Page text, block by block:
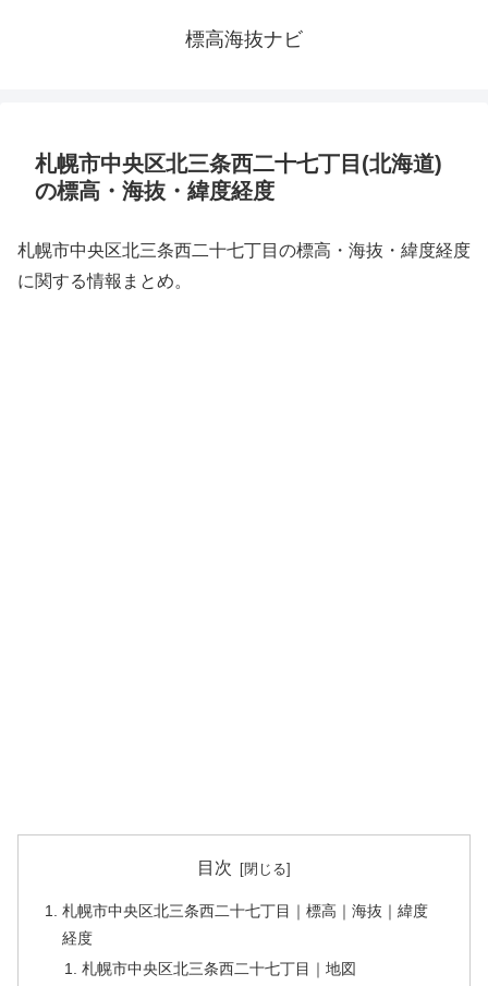
標高海抜ナビ
札幌市中央区北三条西二十七丁目(北海道)
の標高・海抜・緯度経度
札幌市中央区北三条西二十七丁目の標高・海抜・緯度経度
に関する情報まとめ。
目次
札幌市中央区北三条西二十七丁目｜標高｜海抜｜緯度
経度
札幌市中央区北三条西二十七丁目｜地図